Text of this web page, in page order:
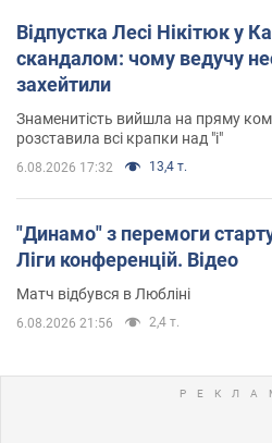
Відпустка Лесі Нікітюк у
скандалом: чому ведучу
захейтили
Знаменитість вийшла на пряму
розставила всі крапки над "і"
6.08.2026 17:32 13,4 т.
"Динамо" з перемоги
Ліги конференцій. Відео
Матч відбувся в Любліні
6.08.2026 21:56 2,4 т.